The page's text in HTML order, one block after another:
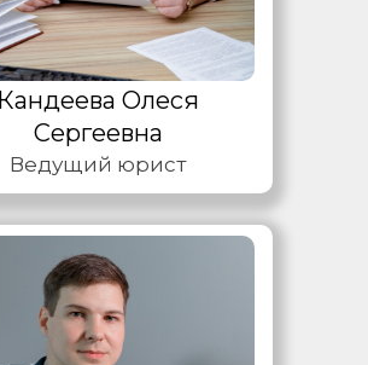
Ведущий юрист
Кандеева Олеся
Сергеевна